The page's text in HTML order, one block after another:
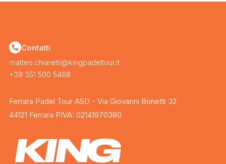
Contatti
matteo.chiaretti@kingpadeltour.it
+39 351 500 5468
Ferrara Padel Tour ASD - Via Giovanni Bonetti 32
44121 Ferrara PIVA: 02141970380